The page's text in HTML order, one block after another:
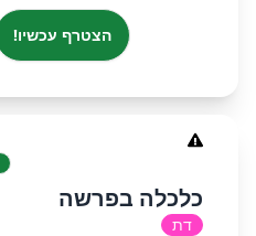
הצטרף עכשיו!
כלכלה בפרשה
דת